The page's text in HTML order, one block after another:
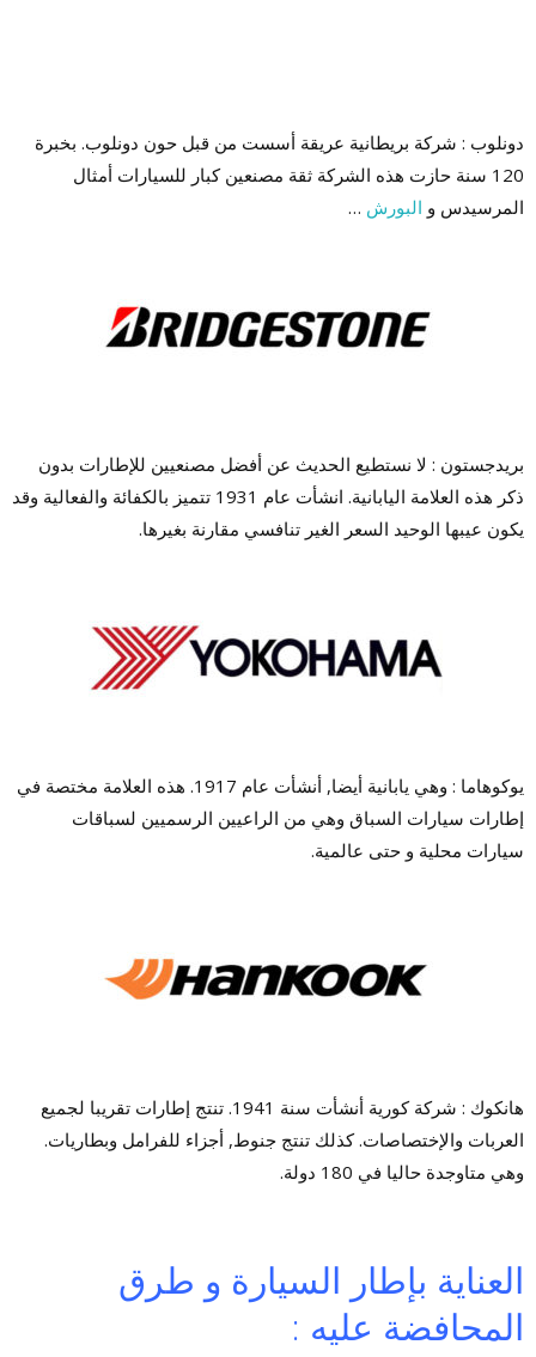
دونلوب : شركة بريطانية عريقة أسست من قبل حون دونلوب. بخبرة
120 سنة حازت هذه الشركة ثقة مصنعين كبار للسيارات أمثال
المرسيدس و البورش …
بريدجستون : لا نستطيع الحديث عن أفضل مصنعيين للإطارات بدون
ذكر هذه العلامة اليابانية. انشأت عام 1931 تتميز بالكفائة والفعالية وقد
يكون عيبها الوحيد السعر الغير تنافسي مقارنة بغيرها.
يوكوهاما : وهي يابانية أيضا, أنشأت عام 1917. هذه العلامة مختصة في
إطارات سيارات السباق وهي من الراعيين الرسميين لسباقات
سيارات محلية و حتى عالمية.
هانكوك : شركة كورية أنشأت سنة 1941. تنتج إطارات تقريبا لجميع
العربات والإختصاصات. كذلك تنتج جنوط, أجزاء للفرامل وبطاريات.
وهي متاوجدة حاليا في 180 دولة.
العناية بإطار السيارة و طرق
المحافضة عليه :